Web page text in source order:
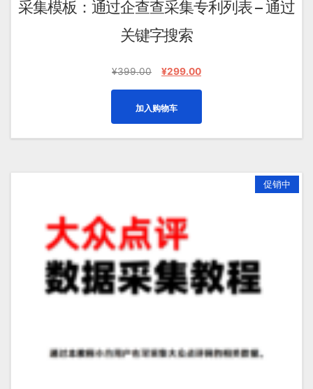
采集模板：通过企查查采集专利列表 – 通过
关键字搜索
¥399.00
原
¥399.00。
¥299.00当
为：
¥299.00。
加入购物车
促销中